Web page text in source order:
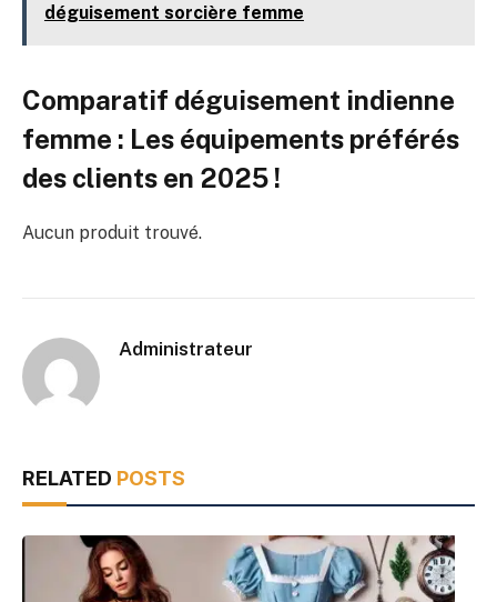
déguisement sorcière femme
Comparatif déguisement indienne
femme : Les équipements préférés
des clients en 2025 !
Aucun produit trouvé.
Administrateur
RELATED POSTS